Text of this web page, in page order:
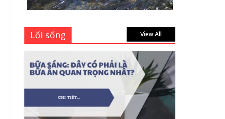
Bảng giá vách ngăn
Rẻ mới nhất 2026 –
Chất lượng cực đỉnh
August 7, 2026
Lối sống View All